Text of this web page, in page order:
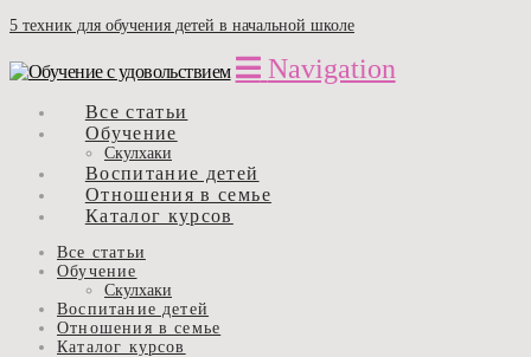
5 техник для обучения детей в начальной школе
Navigation
Все статьи
Обучение
Скулхаки
Воспитание детей
Отношения в семье
Каталог курсов
Все статьи
Обучение
Скулхаки
Воспитание детей
Отношения в семье
Каталог курсов